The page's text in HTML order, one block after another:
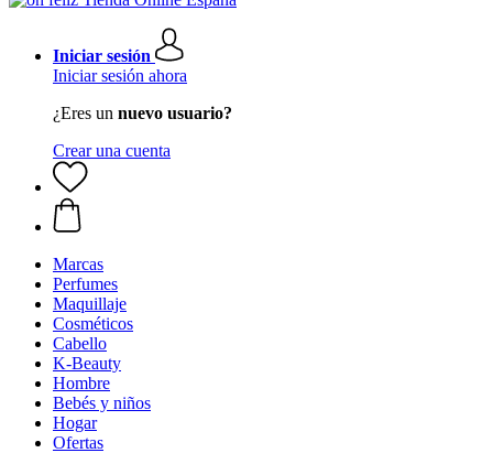
Iniciar sesión
Iniciar sesión ahora
¿Eres un nuevo usuario?
Crear una cuenta
Marcas
Perfumes
Maquillaje
Cosméticos
Cabello
K-Beauty
Hombre
Bebés y niños
Hogar
Ofertas